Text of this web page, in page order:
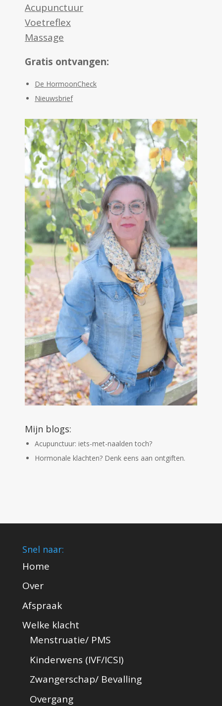
Acupunctuur
Voetreflex
Massage
Gratis ontvangen:
De HormoonCheck
Nieuwsbrief
Mijn blogs:
Acupunctuur: iets-met-naalden toch?
Hormonale klachten? Denk eens aan ontgiften.
Snel naar:
Home
Over
Afspraak
Welke klacht
Menstruatie/ PMS
Kinderwens (IVF/ICSI)
Zwangerschap/ Bevalling
Overgang